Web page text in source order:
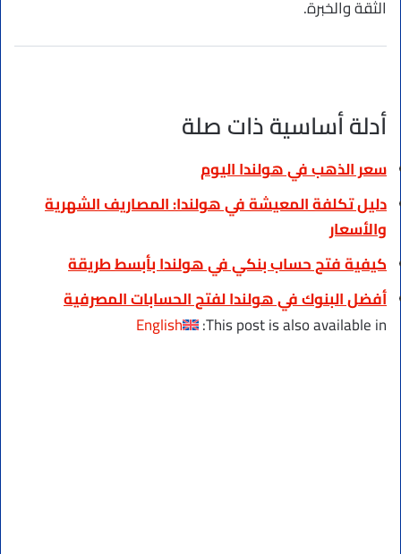
الثقة والخبرة.
أدلة أساسية ذات صلة
سعر الذهب في هولندا اليوم
دليل تكلفة المعيشة في هولندا: المصاريف الشهرية
والأسعار
كيفية فتح حساب بنكي في هولندا بأبسط طريقة
أفضل البنوك في هولندا لفتح الحسابات المصرفية
This post is also available in:
English